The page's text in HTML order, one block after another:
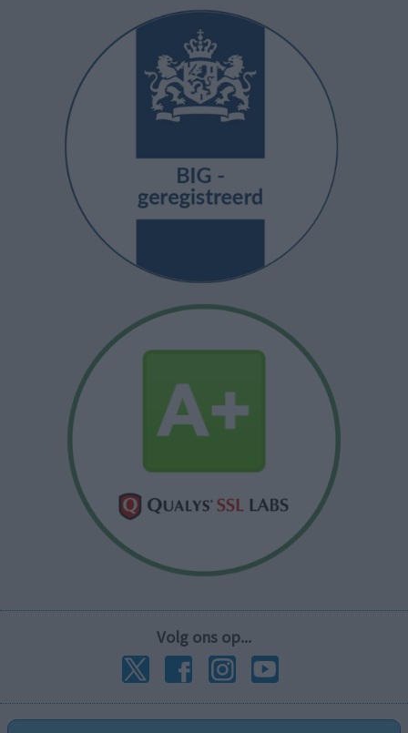
Volg ons op...